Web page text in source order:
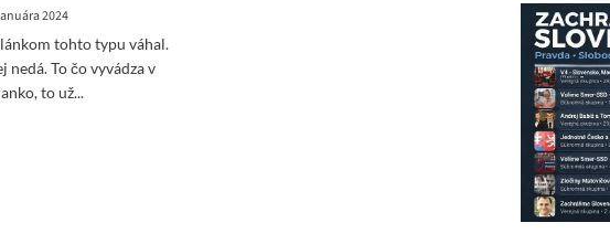
2024
tohto typu váhal.
nedá. To čo vyvádza v
to už...